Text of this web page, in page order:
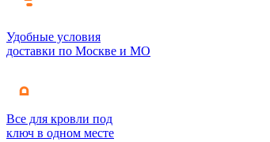
Удобные условия
доставки по Москве и МО
Все для кровли под
ключ в одном месте